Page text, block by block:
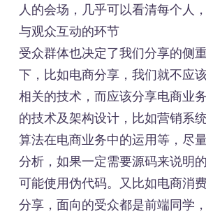
人的会场，几乎可以看清每个人
与观众互动的环节
受众群体也决定了我们分享的侧
下，比如电商分享，我们就不应
相关的技术，而应该分享电商业
的技术及架构设计，比如营销系
算法在电商业务中的运用等，尽
分析，如果一定需要源码来说明
可能使用伪代码。又比如电商消
分享，面向的受众都是前端同学